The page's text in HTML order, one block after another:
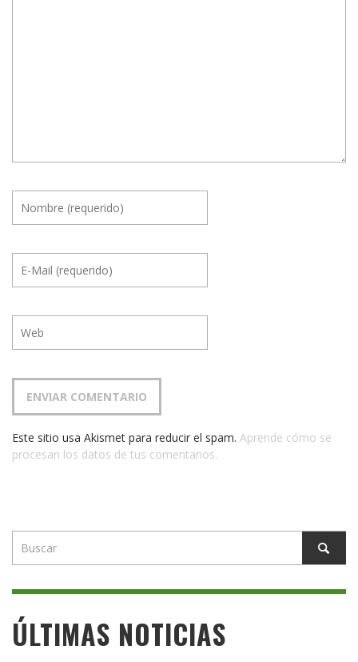
Este sitio usa Akismet para reducir el spam. Aprende cómo se
procesan los datos de tus comentarios.
ÚLTIMAS NOTICIAS